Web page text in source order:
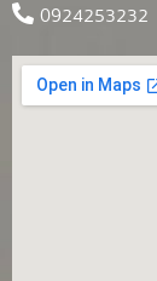
0924253232